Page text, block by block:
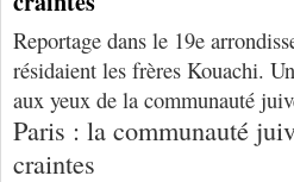
Reportage dans le 19e
résidaient les frères Kouachi.
aux yeux de la communauté
Paris : la communauté
craintes